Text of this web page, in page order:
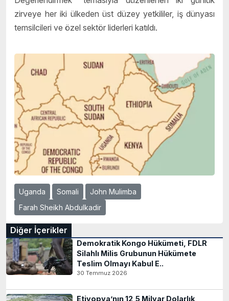
zirveye her iki ülkeden üst düzey yetkililer, iş dünyası
temsilcileri ve özel sektör liderleri katıldı.
Uganda Somali
John Mulimba
Farah Sheikh Abdulkadir
Diğer İçerikler
Demokratik Kongo Hükümeti, FDLR
Silahlı Milis Grubunun Hükümete
Teslim Olmayı Kabul E..
30 Temmuz 2026
Etiyopya’nın 12,5 Milyar Dolarlık